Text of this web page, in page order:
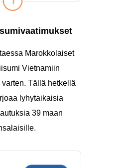
Marokkolaiset
Vietnamiin
varten. Tällä hetkellä
lyhytaikaisia
39 maan